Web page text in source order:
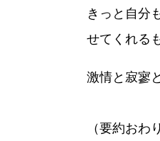
きっと自分
せてくれる
激情と寂寥
（要約おわ